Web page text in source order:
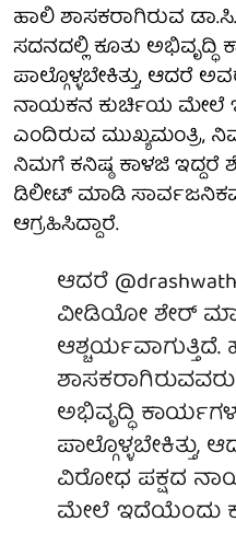
ಹಾಲಿ ಶಾಸಕರಾಗಿರುವ
ಸದನದಲ್ಲಿ ಕೂತು
ಪಾಲ್ಗೊಳ್ಳಬೇಕಿತ್ತು, ಆದರೆ
ನಾಯಕನ ಕುರ್ಚಿಯ ಮೇಲೆ
ಎಂದಿರುವ ಮುಖ್ಯಮಂತ್ರಿ,
ನಿಮಗೆ ಕನಿಷ್ಠ ಕಾಳಜಿ
ಡಿಲೀಟ್ ಮಾಡಿ
ಆಗ್ರಹಿಸಿದ್ದಾರೆ.
ಆದರೆ
ವೀಡಿಯೋ ಶೇರ್
ಆಶ್ಚರ್ಯವಾಗುತ್ತಿದೆ.
ಅಭಿವೃದ್ಧಿ
ವಿರೋಧ ಪಕ್ಷದ
ಮೇಲೆ ಇದೆಯೆಂದು